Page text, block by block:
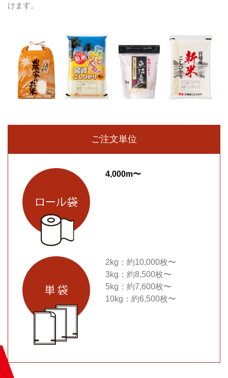
けます。
ご注文単位
4,000m〜
2kg：約10,000枚〜
3kg：約8,500枚〜
5kg：約7,600枚〜
10kg：約6,500枚〜